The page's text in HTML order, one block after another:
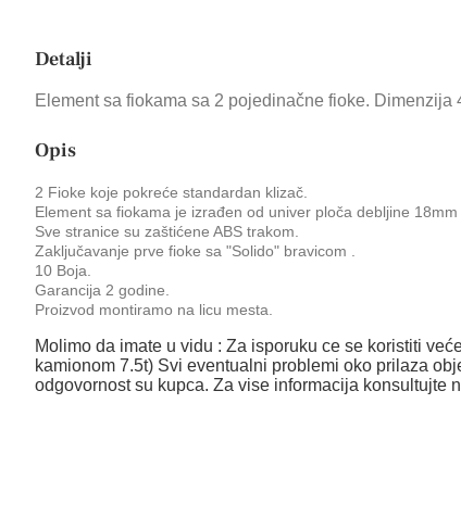
Detalji
Element sa fiokama sa 2 pojedinačne fioke. Dimenzija
Opis
2 Fioke koje pokreće standardan klizač.
Element sa fiokama je izrađen od univer ploča debljine
Sve stranice su zaštićene ABS trakom.
Zaključavanje prve fioke sa "Solido" bravicom .
10 Boja.
Garancija 2 godine.
Proizvod montiramo na licu mesta.
Molimo da imate u vidu : Za isporuku ce se koristiti
kamionom 7.5t) Svi eventualni problemi oko prilaza
odgovornost su kupca. Za vise informacija konsultujte